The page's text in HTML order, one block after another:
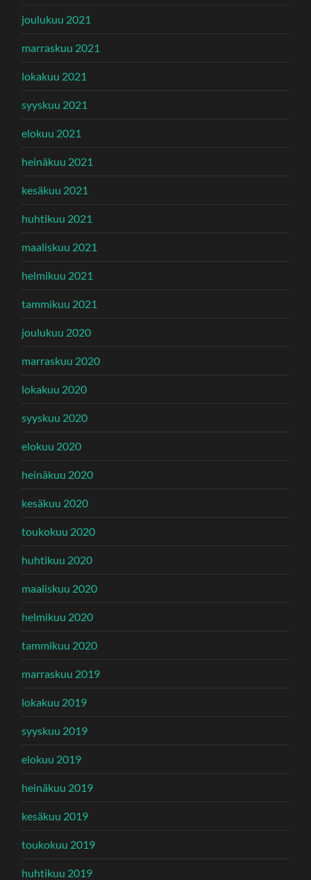
joulukuu 2021
marraskuu 2021
lokakuu 2021
syyskuu 2021
elokuu 2021
heinäkuu 2021
kesäkuu 2021
huhtikuu 2021
maaliskuu 2021
helmikuu 2021
tammikuu 2021
joulukuu 2020
marraskuu 2020
lokakuu 2020
syyskuu 2020
elokuu 2020
heinäkuu 2020
kesäkuu 2020
toukokuu 2020
huhtikuu 2020
maaliskuu 2020
helmikuu 2020
tammikuu 2020
marraskuu 2019
lokakuu 2019
syyskuu 2019
elokuu 2019
heinäkuu 2019
kesäkuu 2019
toukokuu 2019
huhtikuu 2019